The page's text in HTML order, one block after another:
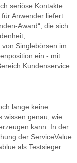
seriöse Kontakte
Anwender liefert
Award“, die sich
Singlebörsen im
ein - mit
Kundenservice
lange keine
wissen genau, wie
kann. In der
der ServiceValue
als Testsieger